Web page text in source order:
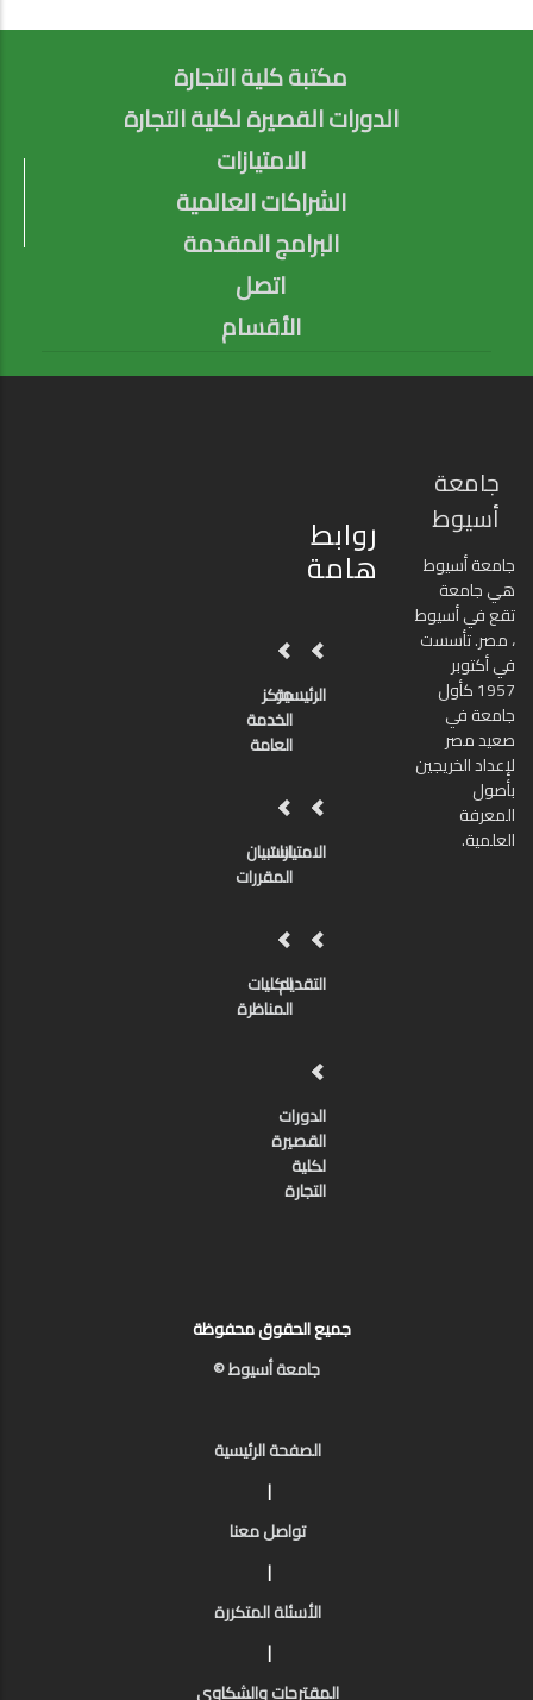
FOOTER
مكتبة كلية التجارة
الدورات القصيرة لكلية التجارة
الامتيازات
الشراكات العالمية
البرامج المقدمة
اتصل
الأقسام
جامعة
أسيوط
جامعة أسيوط
هي جامعة
تقع في أسيوط
، مصر. تأسست
في أكتوبر
1957 كأول
جامعة في
صعيد مصر
لإعداد الخريجين
بأصول
المعرفة
العلمية.
روابط
هامة
الرئيسيةمركز
الخدمة
العامة
الامتيازات
استبيان
المقررات
التقديمالكليات
المناظرة
الدورات
القصيرة
لكلية
التجارة
جميع الحقوق محفوظة
جامعة أسيوط ©
الصفحة الرئيسية
|
تواصل معنا
|
الأسئلة المتكررة
|
المقترحات والشكاوى